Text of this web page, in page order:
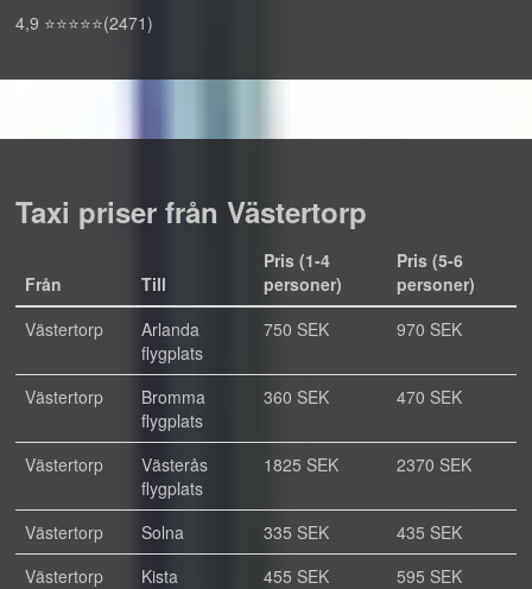
4,9 ⭐⭐⭐⭐⭐(2471)
Taxi priser från Västertorp
Från Till
Pris (1-4
personer)
Pris (5-6
personer)
Västertorp
Arlanda
flygplats
750 SEK 970 SEK
Västertorp
Bromma
flygplats
360 SEK 470 SEK
Västertorp
Västerås
flygplats
1825 SEK 2370 SEK
Västertorp Solna 335 SEK
435 SEK
Västertorp
Kista 455 SEK 595 SEK